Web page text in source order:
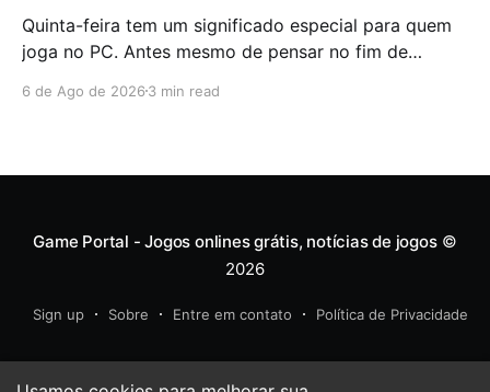
Quinta-feira tem um significado especial para quem
joga no PC. Antes mesmo de pensar no fim de
descobrir quais serão os próximos jogos a entrar na
diferentes,
6 de Ago de 2026 3 min read
Game Portal - Jogos onlines grátis, notícias de jogos©
2026
Sign up Sobre Entre em contato Política de Privacidade